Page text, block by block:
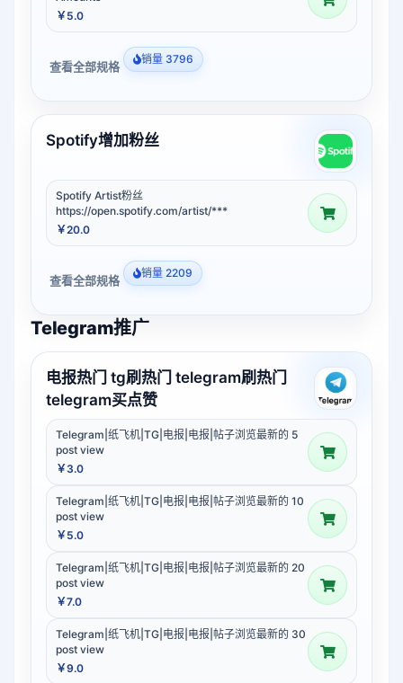
￥5.0
查看全部规格 销量 3796
Spotify增加粉丝
Spotify Artist粉丝
https://open.spotify.com/artist/***
￥20.0
查看全部规格 销量 2209
Telegram推广
电报热门 tg刷热门 telegram刷热门
telegram买点赞
Telegram|纸飞机|TG|电报|电报|帖子浏览最新的 5
post view
￥3.0
Telegram|纸飞机|TG|电报|电报|帖子浏览最新的 10
post view
￥5.0
Telegram|纸飞机|TG|电报|电报|帖子浏览最新的 20
post view
￥7.0
Telegram|纸飞机|TG|电报|电报|帖子浏览最新的 30
post view
￥9.0